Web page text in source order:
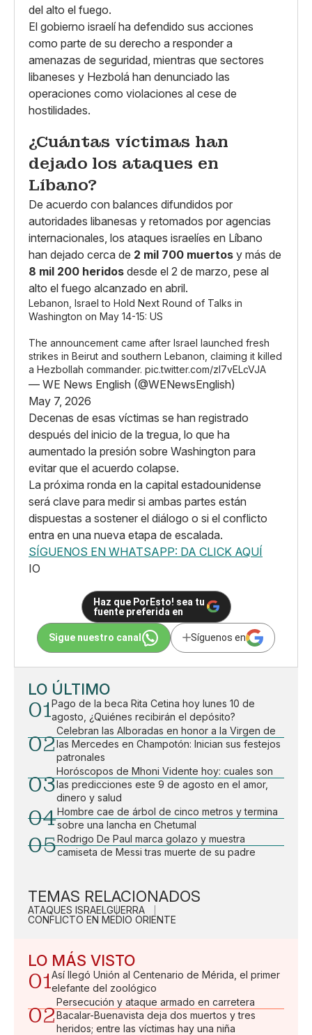
del alto el fuego.
El gobierno israelí ha defendido sus acciones
como parte de su derecho a responder a
amenazas de seguridad, mientras que sectores
libaneses y Hezbolá han denunciado las
operaciones como violaciones al cese de
hostilidades.
¿Cuántas víctimas han
dejado los ataques en
Líbano?
De acuerdo con balances difundidos por
autoridades libanesas y retomados por agencias
internacionales, los ataques israelíes en Líbano
han dejado cerca de 2 mil 700 muertos y más de
8 mil 200 heridos desde el 2 de marzo, pese al
alto el fuego alcanzado en abril.
Lebanon, Israel to Hold Next Round of Talks in
Washington on May 14-15: US
The announcement came after Israel launched fresh
strikes in Beirut and southern Lebanon, claiming it killed
a Hezbollah commander. pic.twitter.com/zl7vELcVJA
— WE News English (@WENewsEnglish)
May 7, 2026
Decenas de esas víctimas se han registrado
después del inicio de la tregua, lo que ha
aumentado la presión sobre Washington para
evitar que el acuerdo colapse.
La próxima ronda en la capital estadounidense
será clave para medir si ambas partes están
dispuestas a sostener el diálogo o si el conflicto
entra en una nueva etapa de escalada.
SÍGUENOS EN WHATSAPP: DA CLICK AQUÍ
IO
Haz que PorEsto! sea tu
fuente preferida en
Sigue nuestro canal Síguenos en
LO ÚLTIMO
01Pago de la beca Rita Cetina hoy lunes 10 de
agosto, ¿Quiénes recibirán el depósito?
02
Celebran las Alboradas en honor a la Virgen de
las Mercedes en Champotón: Inician sus festejos
patronales
03
Horóscopos de Mhoni Vidente hoy: cuales son
las predicciones este 9 de agosto en el amor,
dinero y salud
04Hombre cae de árbol de cinco metros y termina
sobre una lancha en Chetumal
05Rodrigo De Paul marca golazo y muestra
camiseta de Messi tras muerte de su padre
TEMAS RELACIONADOS
ATAQUES ISRAELGUERRA
CONFLICTO EN MEDIO ORIENTE
LO MÁS VISTO
01Así llegó Unión al Centenario de Mérida, el primer
elefante del zoológico
02
Persecución y ataque armado en carretera
Bacalar-Buenavista deja dos muertos y tres
heridos; entre las víctimas hay una niña